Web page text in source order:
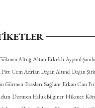
Altuğ Altan Erkekli Ayşenil
Pitt Cem Adrian Doğan Altınel Doğan
Gürmen Eraslan Sağlam Erkan Can
Dormen Haluk Bilginer Hikmet